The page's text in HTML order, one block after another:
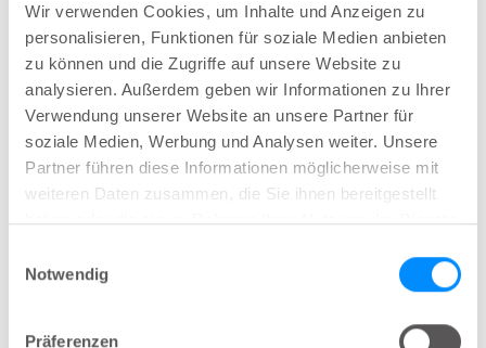
Wir verwenden Cookies, um Inhalte und Anzeigen zu
personalisieren, Funktionen für soziale Medien anbieten
zu können und die Zugriffe auf unsere Website zu
analysieren. Außerdem geben wir Informationen zu Ihrer
Verwendung unserer Website an unsere Partner für
soziale Medien, Werbung und Analysen weiter. Unsere
Partner führen diese Informationen möglicherweise mit
weiteren Daten zusammen, die Sie ihnen bereitgestellt
haben oder die sie im Rahmen Ihrer Nutzung der Dienste
Notwendig
Präferenzen
Die Lebensqualität ist bei Kindern mit
Verstopfung beeinträchtigt, und insgesamt
berichten die Kinder in dieser Studie von
ähnlichen Verbesserungen der Lebensqualität,
wie sie mit PedsQL-Werten gemessen werden,
oder sogar von etwas höheren PedsQL-GI-Werten
im Vergleich zu anderen Studien bei Kindern mit
funktioneller Verstopfung. Um herauszufinden,
wie zufrieden die Kinder mit der Verwendung des
Navina Irrigationssystems waren, wurde der
Fragebogen zur Behandlungszufriedenheit für